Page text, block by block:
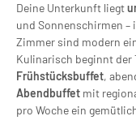
Deine Unterkunft liegt
und Sonnenschirmen –
Zimmer sind modern
Kulinarisch beginnt der
Frühstücksbuffet,
Abendbuffet mit
pro Woche ein